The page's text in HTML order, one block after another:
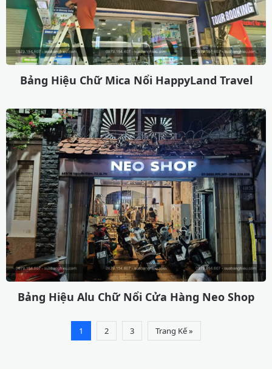
Bảng Hiệu Chữ Mica Nổi HappyLand Travel
Bảng Hiệu Alu Chữ Nổi Cửa Hàng Neo Shop
1 2 3 Trang Kế »